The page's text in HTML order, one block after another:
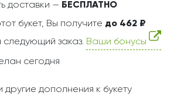
доставки — БЕСПЛАТНО
букет, Вы получите до 462 ₽
следующий заказ. Ваши бонусы
сегодня
другие дополнения к букету